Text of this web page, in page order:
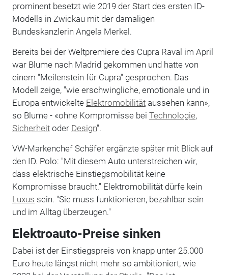
prominent besetzt wie 2019 der Start des ersten ID-
Modells in Zwickau mit der damaligen
Bundeskanzlerin Angela Merkel.
Bereits bei der Weltpremiere des Cupra Raval im April
war Blume nach Madrid gekommen und hatte von
einem "Meilenstein für Cupra" gesprochen. Das
Modell zeige, "wie erschwingliche, emotionale und in
Europa entwickelte Elektromobilitätaussehen kann»,
so Blume - «ohne Kompromisse bei Technologie,
Sicherheitoder Design".
VW-Markenchef Schäfer ergänzte später mit Blick auf
den ID. Polo: "Mit diesem Auto unterstreichen wir,
dass elektrische Einstiegsmobilität keine
Kompromisse braucht." Elektromobilität dürfe kein
Luxus sein. "Sie muss funktionieren, bezahlbar sein
und im Alltag überzeugen."
Elektroauto-Preise sinken
Dabei ist der Einstiegspreis von knapp unter 25.000
Euro heute längst nicht mehr so ambitioniert, wie